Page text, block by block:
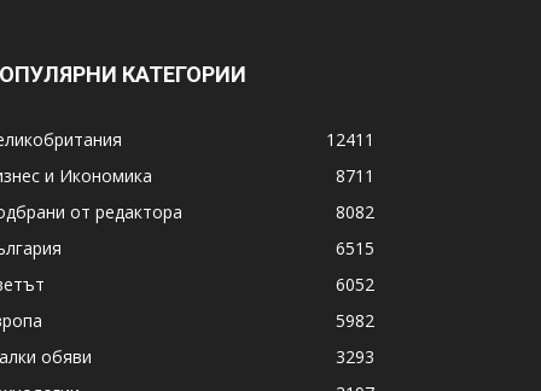
КАТЕГОРИИ
12411
и Икономика
8711
от редактора
8082
6515
6052
5982
обяви
3293